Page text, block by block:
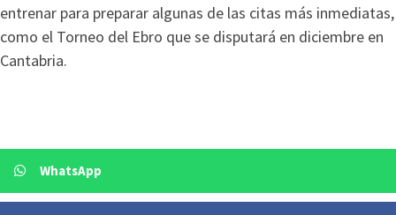
entrenar para preparar algunas de las citas más inmediatas,
como el Torneo del Ebro que se disputará en diciembre en
Cantabria.
WhatsApp